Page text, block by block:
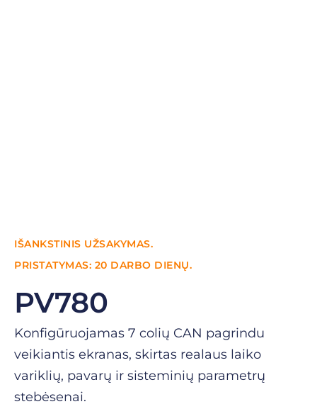
IŠANKSTINIS UŽSAKYMAS.
PRISTATYMAS: 20 DARBO DIENŲ.
PV780
Konfigūruojamas 7 colių CAN pagrindu
veikiantis ekranas, skirtas realaus laiko
variklių, pavarų ir sisteminių parametrų
stebėsenai.